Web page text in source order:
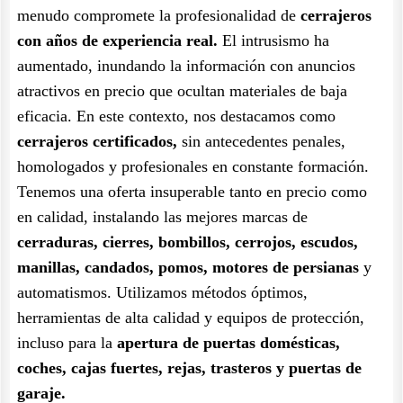
menudo compromete la profesionalidad de cerrajeros
con años de experiencia real. El intrusismo ha
aumentado, inundando la información con anuncios
atractivos en precio que ocultan materiales de baja
eficacia. En este contexto, nos destacamos como
cerrajeros certificados, sin antecedentes penales,
homologados y profesionales en constante formación.
Tenemos una oferta insuperable tanto en precio como
en calidad, instalando las mejores marcas de
cerraduras, cierres, bombillos, cerrojos, escudos,
manillas, candados, pomos, motores de persianas y
automatismos. Utilizamos métodos óptimos,
herramientas de alta calidad y equipos de protección,
incluso para la apertura de puertas domésticas,
coches, cajas fuertes, rejas, trasteros y puertas de
garaje.